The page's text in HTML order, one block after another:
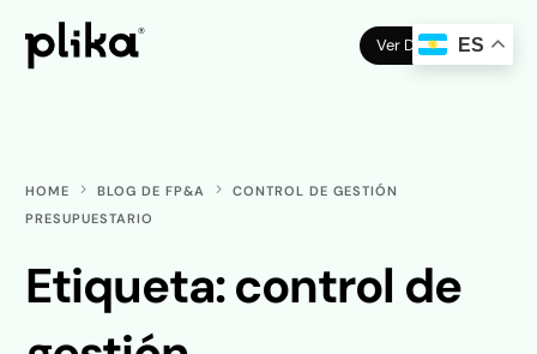
Ver Demo
HOME BLOG DE FP&A
CONTROL DE GESTIÓN
PRESUPUESTARIO
Etiqueta:control de
ES